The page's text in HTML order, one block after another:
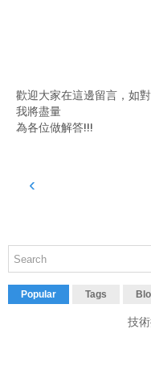
歡迎大家在這邊留言，如
我將盡量
為各位做解答!!!
‹
Popular Tags
技術